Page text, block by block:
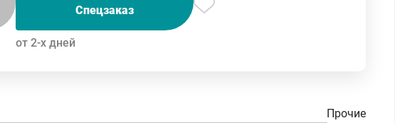
Спецзаказ
от 2-х дней
Прочие